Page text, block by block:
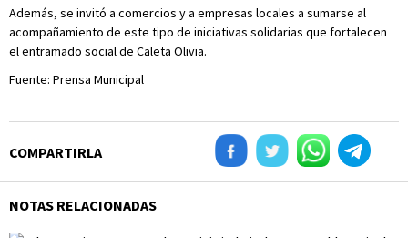
Además, se invitó a comercios y a empresas locales a sumarse al
acompañamiento de este tipo de iniciativas solidarias que fortalecen
el entramado social de Caleta Olivia.
Fuente: Prensa Municipal
COMPARTIRLA
NOTAS RELACIONADAS